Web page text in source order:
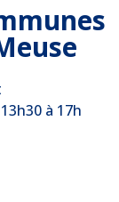
à 17h